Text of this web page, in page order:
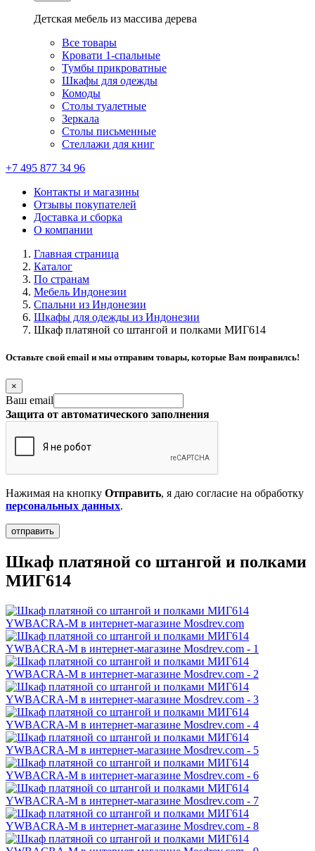
Детская мебель из массива дерева
Все товары
Кровати 1-спальные
Тумбы прикроватные
Шкафы для одежды
Комоды
Столы туалетные
Зеркала
Столы письменные
Стеллажи для книг
+7 495 877 34 96
Контакты и магазины
Отзывы покупателей
Доставка и сборка
О компании
Главная страница
Каталог
По странам
Мебель Индонезии
Спальни из Индонезии
Шкафы для одежды из Индонезии
Шкаф платяной со штангой и полками МИГ614
Оставьте свой email и мы отправим товары, которые Вам понравилсь!
×
Ваш email
Защита от автоматического заполнения
Нажимая на кнопку Отправить, я даю согласие на обработку
персональных данных.
Шкаф платяной со штангой и полками
МИГ614